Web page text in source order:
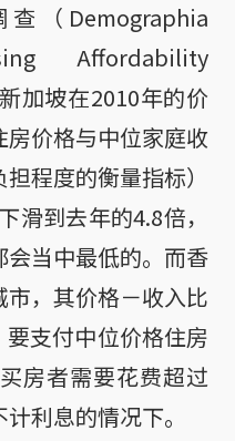
（Demographia
Affordability
加坡在2010年的价
价格与中位家庭收
程度的衡量指标）
滑到去年的4.8倍，
会当中最低的。而香
，其价格－收入比
支付中位价格住房
房者需要花费超过
利息的情况下。